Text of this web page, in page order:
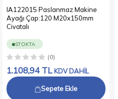
IA122015 Paslanmaz Makine
Ayağı Çap:120 M20x150mm
Civatalı
STOKTA
(0)
1.108,94TL KDV DAHİL
Sepete Ekle